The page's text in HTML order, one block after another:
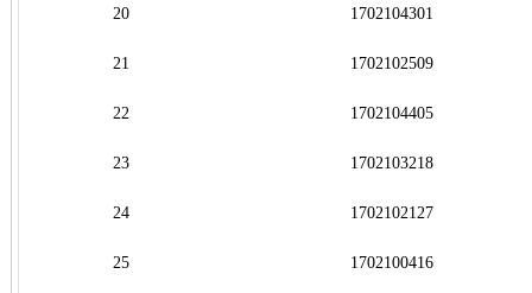
20 1702104301
21 1702102509
22 1702104405
23 1702103218
24 1702102127
25 1702100416